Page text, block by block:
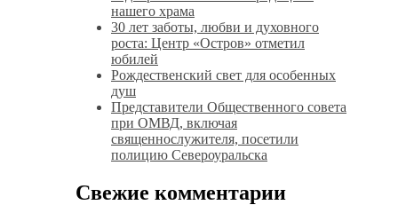
нашего храма
30 лет заботы, любви и духовного
роста: Центр «Остров» отметил
юбилей
Рождественский свет для особенных
душ
Представители Общественного совета
при ОМВД, включая
священнослужителя, посетили
полицию Североуральска
Свежие комментарии